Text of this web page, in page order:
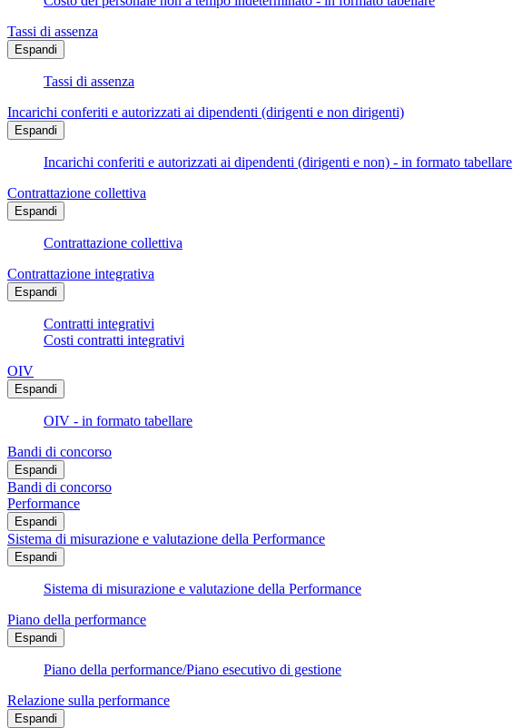
Tassi di assenza
Espandi
Tassi di assenza
Incarichi conferiti e autorizzati ai dipendenti (dirigenti e non dirigenti)
Espandi
Incarichi conferiti e autorizzati ai dipendenti (dirigenti e non) - in formato tabellare
Contrattazione collettiva
Espandi
Contrattazione collettiva
Contrattazione integrativa
Espandi
Contratti integrativi
Costi contratti integrativi
OIV
Espandi
OIV - in formato tabellare
Bandi di concorso
Espandi
Bandi di concorso
Performance
Espandi
Sistema di misurazione e valutazione della Performance
Espandi
Sistema di misurazione e valutazione della Performance
Piano della performance
Espandi
Piano della performance/Piano esecutivo di gestione
Relazione sulla performance
Espandi